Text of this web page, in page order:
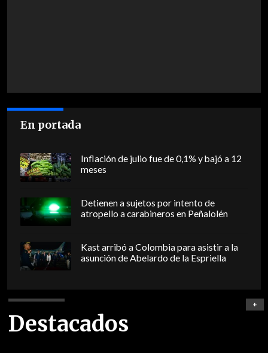
En portada
Inflación de julio fue de 0,1% y bajó a 12
meses
Detienen a sujetos por intento de
atropello a carabineros en Peñalolén
Kast arribó a Colombia para asistir a la
asunción de Abelardo de la Espriella
Destacados
+